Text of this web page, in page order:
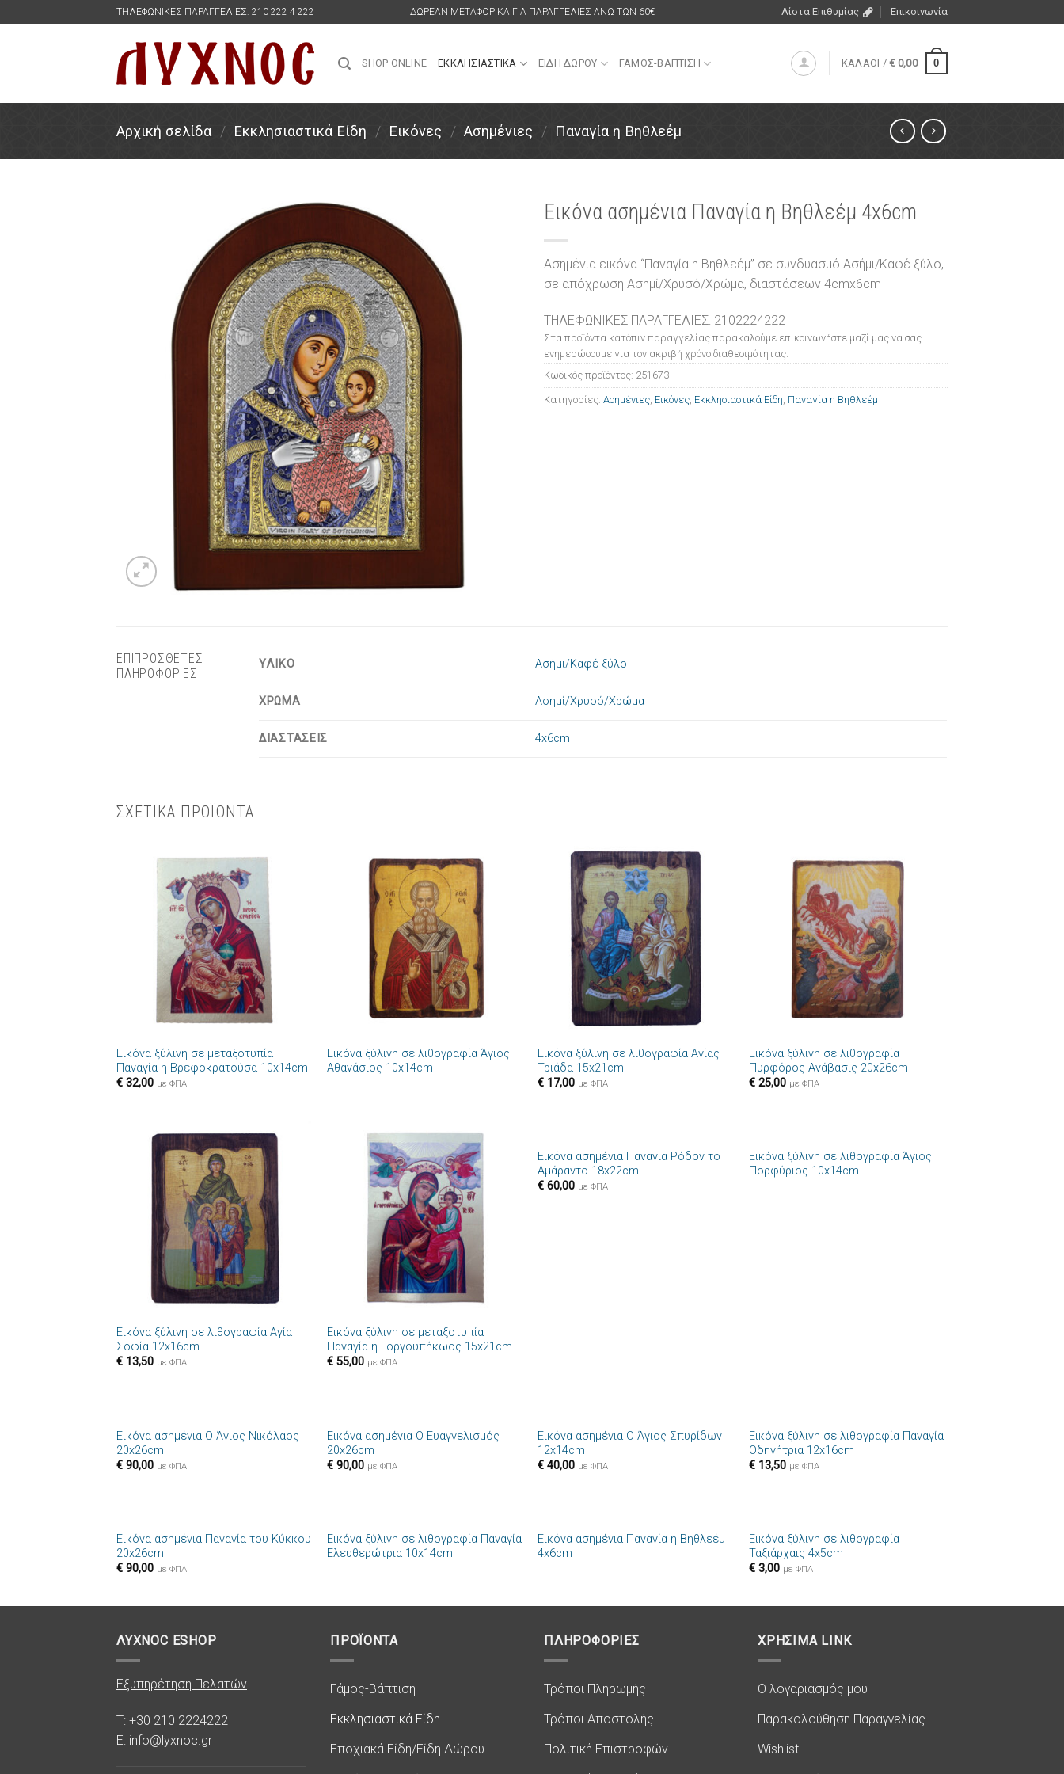
ΤΗΛΕΦΩΝΙΚΕΣ ΠΑΡΑΓΓΕΛΙΕΣ: 210 222 4 222 ΔΩΡΕΑΝ ΜΕΤΑΦΟΡΙΚΑ ΓΙΑ ΠΑΡΑΓΓΕΛΙΕΣ ΑΝΩ ΤΩΝ 60€ Λίστα Επιθυμίας Επικοινωνία
SHOP ONLINE ΕΚΚΛΗΣΙΑΣΤΙΚΑ ΕΙΔΗ ΔΩΡΟΥ ΓΑΜΟΣ-ΒΑΠΤΙΣΗ ΚΑΛΑΘΙ /€ 0,00 0
Αρχική σελίδα / Εκκλησιαστικά Είδη / Εικόνες / Ασημένιες / Παναγία η Βηθλεέμ
Εικόνα ασημένια Παναγία η Βηθλεέμ 4x6cm
Ασημένια εικόνα “Παναγία η Βηθλεέμ” σε συνδυασμό Ασήμι/Καφέ ξύλο,
σε απόχρωση Ασημί/Χρυσό/Χρώμα, διαστάσεων 4cmx6cm
ΤΗΛΕΦΩΝΙΚΕΣ ΠΑΡΑΓΓΕΛΙΕΣ: 2102224222
Στα προϊόντα κατόπιν παραγγελίας παρακαλούμε επικοινωνήστε μαζί μας να σας
ενημερώσουμε για τον ακριβή χρόνο διαθεσιμότητας.
Κωδικός προϊόντος: 251673
Κατηγορίες: Ασημένιες Εικόνες Εκκλησιαστικά Είδη Παναγία η Βηθλεέμ
ΕΠΙΠΡΟΣΘΕΤΕΣ
ΠΛΗΡΟΦΟΡΙΕΣ
ΥΛΙΚΟ Ασήμι/Καφέ ξύλο
ΧΡΩΜΑ Ασημί/Χρυσό/Χρώμα
ΔΙΑΣΤΑΣΕΙΣ 4x6cm
ΣΧΕΤΙΚΑ ΠΡΟΪΟΝΤΑ
επιθυμιών
Εικόνα ξύλινη σε μεταξοτυπία
Παναγία η Βρεφοκρατούσα 10x14cm
€32,00 με ΦΠΑ
στην λίστα
επιθυμιών
Εικόνα ξύλινη σε λιθογραφία Άγιος
Αθανάσιος 10x14cm
στην λίστα
επιθυμιών
Εικόνα ξύλινη σε λιθογραφία Αγίας
Τριάδα 15x21cm
€ 17,00 με ΦΠΑ
στην λίστα
επιθυμιών
Εικόνα ξύλινη σε λιθογραφία
Πυρφόρος Ανάβασις 20x26cm
€25,00 με ΦΠΑ
Πρόσθήκη
στην λίστα
επιθυμιών
Εικόνα ξύλινη σε λιθογραφία Αγία
Σοφία 12x16cm
€13,50 με ΦΠΑ
Πρόσθήκη
στην λίστα
επιθυμιών
Εικόνα ξύλινη σε μεταξοτυπία
Παναγία η Γοργοϋπήκωος 15x21cm
€ 55,00 με ΦΠΑ
Πρόσθήκη
Εικόνα ασημένια Παναγια Ρόδον το
Αμάραντο 18x22cm
€ 60,00 με ΦΠΑ
Πρόσθήκη
Εικόνα ξύλινη σε λιθογραφία Άγιος
Πορφύριος 10x14cm
Πρόσθήκη
Εικόνα ασημένια Ο Άγιος Νικόλαος
20x26cm
€90,00 με ΦΠΑ
Πρόσθήκη
Εικόνα ασημένια Ο Ευαγγελισμός
20x26cm
€ 90,00 με ΦΠΑ
Πρόσθήκη
Εικόνα ασημένια Ο Άγιος Σπυρίδων
12x14cm
€ 40,00 με ΦΠΑ
Πρόσθήκη
Εικόνα ξύλινη σε λιθογραφία Παναγία
Οδηγήτρια 12x16cm
€13,50 με ΦΠΑ
Πρόσθήκη
Εικόνα ασημένια Παναγία του Κύκκου
20x26cm
€90,00 με ΦΠΑ
Πρόσθήκη
Εικόνα ξύλινη σε λιθογραφία Παναγία
Ελευθερώτρια 10x14cm
Πρόσθήκη
Εικόνα ασημένια Παναγία η Βηθλεέμ
4x6cm
Πρόσθήκη
Εικόνα ξύλινη σε λιθογραφία
Ταξιάρχαις 4x5cm
€3,00 με ΦΠΑ
ΛΥΧΝΟC ESHOP
Εξυπηρέτηση Πελατών
T: +30 210 2224222
E: info@lyxnoc.gr
ΠΡΟΪΟΝΤΑ
Γάμος-Βάπτιση
Εκκλησιαστικά Είδη
Εποχιακά Είδη/Είδη Δώρου
ΠΛΗΡΟΦΟΡΙΕΣ
Τρόποι Πληρωμής
Τρόποι Αποστολής
Πολιτική Επιστροφών
ΧΡΗΣΙΜΑ LINK
Ο λογαριασμός μου
Παρακολούθηση Παραγγελίας
Wishlist